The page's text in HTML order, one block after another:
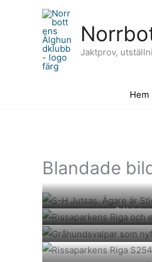
Jaktprov,
Hem
Blandade
S-H